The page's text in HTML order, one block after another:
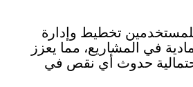
تخطيط وإدارة
في المشاريع، مما يعزز
حدوث أي نقص في